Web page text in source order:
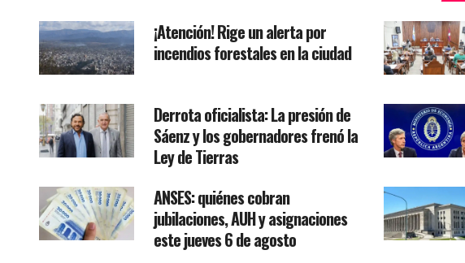
¡Atención! Rige un alerta por
incendios forestales en la ciudad
Derrota oficialista: La presión de
Sáenz y los gobernadores frenó la
Ley de Tierras
ANSES: quiénes cobran
jubilaciones, AUH y asignaciones
este jueves 6 de agosto